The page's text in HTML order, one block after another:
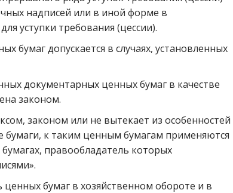
надписей или в иной форме в
уступки требования (цессии).
бумаг допускается в случаях, установленных
документарных ценных бумаг в качестве
законом.
законом или не вытекает из особенностей
к таким ценным бумагам применяются
правообладатель которых
бумаг в хозяйственном обороте и в